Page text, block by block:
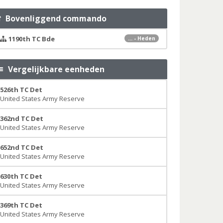
Bovenliggend commando
... - Heden
1190th TC Bde
Vergelijkbare eenheden
526th TC Det
United States Army Reserve
362nd TC Det
United States Army Reserve
652nd TC Det
United States Army Reserve
630th TC Det
United States Army Reserve
369th TC Det
United States Army Reserve